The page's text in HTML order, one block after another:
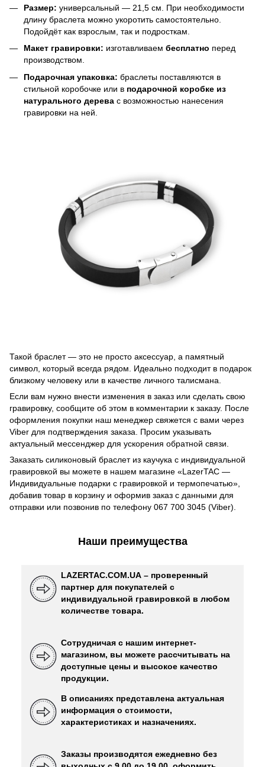
Размер: универсальный — 21,5 см. При необходимости
длину браслета можно укоротить самостоятельно.
Подойдёт как взрослым, так и подросткам.
Макет гравировки: изготавливаем бесплатно перед
производством.
Подарочная упаковка: браслеты поставляются в
стильной коробочке или в подарочной коробке из
натурального дерева с возможностью нанесения
гравировки на ней.
Такой браслет — это не просто аксессуар, а памятный
символ, который всегда рядом. Идеально подходит в подарок
близкому человеку или в качестве личного талисмана.
Если вам нужно внести изменения в заказ или сделать свою
гравировку, сообщите об этом в комментарии к заказу. После
оформления покупки наш менеджер свяжется с вами через
Viber для подтверждения заказа. Просим указывать
актуальный мессенджер для ускорения обратной связи.
Заказать силиконовый браслет из каучука с индивидуальной
гравировкой вы можете в нашем магазине «LazerTAC —
Индивидуальные подарки с гравировкой и термопечатью»,
добавив товар в корзину и оформив заказ с данными для
отправки или позвонив по телефону 067 700 3045 (Viber).
Наши преимущества
LAZERTAC.COM.UA – проверенный
партнер для покупателей с
индивидуальной гравировкой в ​​любом
количестве товара.
Сотрудничая с нашим интернет-
магазином, вы можете рассчитывать на
доступные цены и высокое качество
продукции.
В описаниях представлена ​​актуальная
информация о стоимости,
характеристиках и назначениях.
Заказы производятся ежедневно без